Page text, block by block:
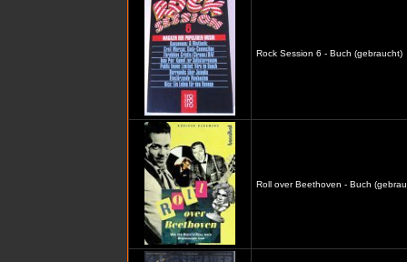
Rock Session 6 - Buch (gebraucht)
Roll over Beethoven - Buch